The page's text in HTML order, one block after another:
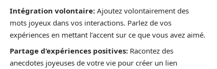
Intégration volontaire: Ajoutez volontairement des
mots joyeux dans vos interactions. Parlez de vos
expériences en mettant l’accent sur ce que vous avez aimé.
Partage d’expériences positives: Racontez des
anecdotes joyeuses de votre vie pour créer un lien